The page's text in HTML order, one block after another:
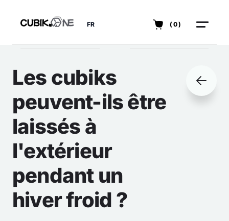
FR (0)
Les cubiks
peuvent-ils être
laissés à
l'extérieur
pendant un
hiver froid ?